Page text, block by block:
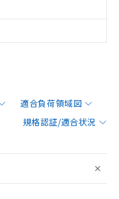
適合負荷領域図
規格認証/適合状況